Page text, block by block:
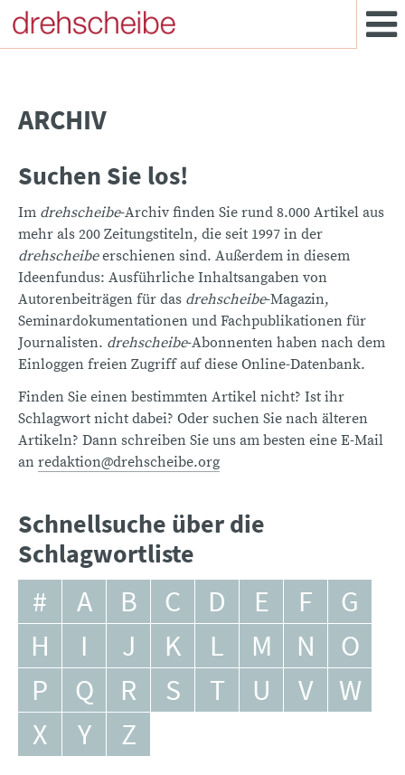
ARCHIV
Suchen Sie los!
Im drehscheibe-Archiv finden Sie rund 8.000 Artikel aus
mehr als 200 Zeitungstiteln, die seit 1997 in der
drehscheibeerschienen sind. Außerdem in diesem
Ideenfundus: Ausführliche Inhaltsangaben von
Autorenbeiträgen für das drehscheibe-Magazin,
Seminardokumentationen und Fachpublikationen für
Journalisten. drehscheibe-Abonnenten haben nach dem
Einloggen freien Zugriff auf diese Online-Datenbank.
Finden Sie einen bestimmten Artikel nicht? Ist ihr
Schlagwort nicht dabei? Oder suchen Sie nach älteren
Artikeln? Dann schreiben Sie uns am besten eine E-Mail
an redaktion@drehscheibe.org
Schnellsuche über die
Schlagwortliste
# A B C D E F
G
H
I J K L M N
O
P
Q R S T U V
W
X
Y Z